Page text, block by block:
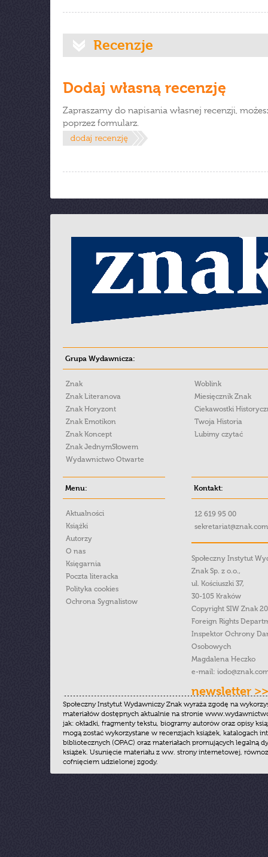
Recenzje
Dodaj własną recenzję
Zapraszamy do napisania własnej recenzji,
poprzez formularz.
Grupa Wydawnicza:
Znak
Znak Literanova
Znak Horyzont
Znak Emotikon
Znak Koncept
Znak JednymSłowem
Wydawnictwo Otwarte
Woblink
Miesięcznik Znak
Ciekawostki
Twoja Historia
Lubimy czytać
Menu:
Aktualności
Książki
Autorzy
O nas
Księgarnia
Poczta literacka
Polityka cookies
Ochrona Sygnalistow
Kontakt:
12 619 95 00
Społeczny Instytut
Znak Sp. z o.o.,
ul. Kościuszki 37,
30-105 Kraków
Copyright SIW Znak
Foreign Rights
Inspektor Ochrony
Osobowych
Magdalena Heczko
e-mail:
newsletter >>
Społeczny Instytut Wydawniczy Znak wyraża zgodę na
materiałów dostępnych aktualnie na stronie
jak: okładki, fragmenty tekstu, biogramy autorów oraz opisy
mogą zostać wykorzystane w recenzjach książek, katalogach
bibliotecznych (OPAC) oraz materiałach promujących legalną
książek. Usunięcie materiału z ww. strony internetowej,
cofnięciem udzielonej zgody.